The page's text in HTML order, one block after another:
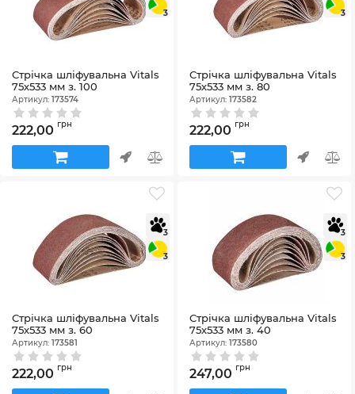
3
Стрічка шліфувальна Vitals
75х533 мм з. 100
Артикул: 173574
222,00 грн
3
Стрічка шліфувальна Vitals
75х533 мм з. 80
Артикул: 173582
222,00 грн
3
3
Стрічка шліфувальна Vitals
75х533 мм з. 60
Артикул: 173581
222,00 грн
3
3
Стрічка шліфувальна Vitals
75х533 мм з. 40
Артикул: 173580
247,00 грн